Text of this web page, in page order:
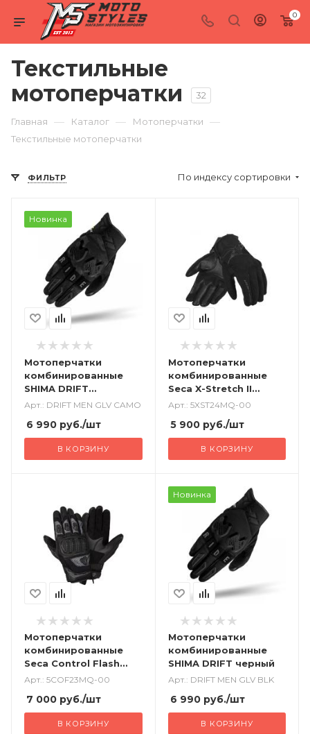
0
Текстильные
мотоперчатки
32
Главная — Каталог — Мотоперчатки —
Текстильные мотоперчатки
ФИЛЬТР По индексу сортировки
Новинка
Мотоперчатки
комбинированные
SHIMA DRIFT
камуфляж
Арт.: DRIFT MEN GLV CAMO
6 990 руб./шт
В КОРЗИНУ
Мотоперчатки
комбинированные
Seca X-Stretch II
черный
Арт.: 5XST24MQ-00
5 900руб./шт
В КОРЗИНУ
Мотоперчатки
комбинированные
Seca Control Flash
черный
Арт.: 5COF23MQ-00
7 000 руб./шт
В КОРЗИНУ
Новинка
Мотоперчатки
комбинированные
SHIMA DRIFT черный
Арт.: DRIFT MEN GLV BLK
6 990руб./шт
В КОРЗИНУ